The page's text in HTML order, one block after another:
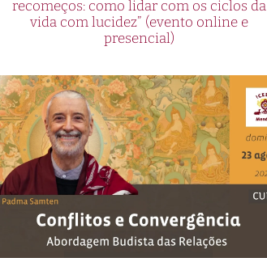
recomeços: como lidar com os ciclos da
vida com lucidez” (evento online e
presencial)